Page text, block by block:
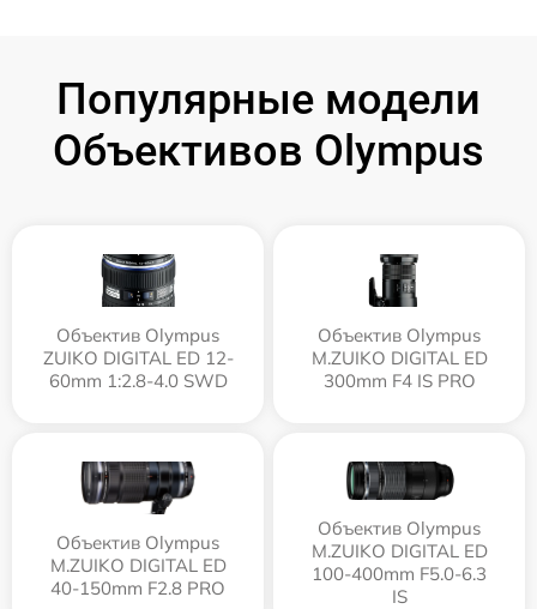
Популярные модели
Объективов Olympus
Объектив Olympus
ZUIKO DIGITAL ED 12-
60mm 1:2.8-4.0 SWD
Объектив Olympus
M.ZUIKO DIGITAL ED
300mm F4 IS PRO
Объектив Olympus
M.ZUIKO DIGITAL ED
40-150mm F2.8 PRO
Объектив Olympus
M.ZUIKO DIGITAL ED
100-400mm F5.0-6.3
IS